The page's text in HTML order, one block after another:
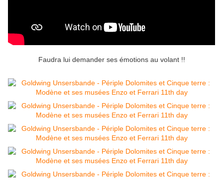
Faudra lui demander ses émotions au volant !!